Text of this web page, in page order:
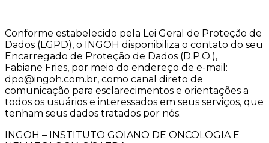
Conforme estabelecido pela Lei Geral de Proteção de
Dados (LGPD), o INGOH disponibiliza o contato do seu
Encarregado de Proteção de Dados (D.P.O.),
Fabiane Fries, por meio do endereço de e-mail:
dpo@ingoh.com.br, como canal direto de
comunicação para esclarecimentos e orientações a
todos os usuários e interessados em seus serviços, que
tenham seus dados tratados por nós.
INGOH – INSTITUTO GOIANO DE ONCOLOGIA E